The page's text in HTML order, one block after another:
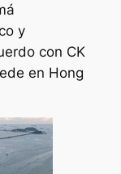
y
con CK
en Hong